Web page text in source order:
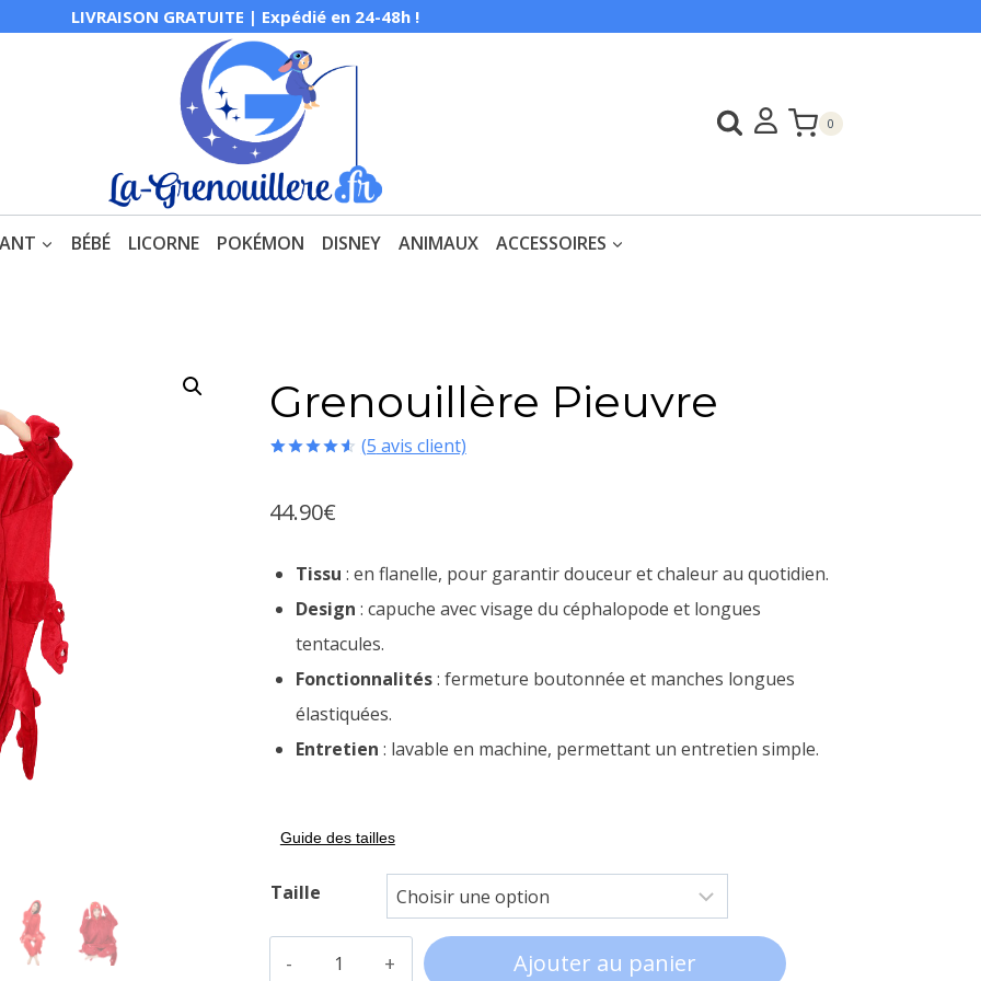
LIVRAISON GRATUITE | Expédié en 24-48h !
0
BÉBÉ LICORNE POKÉMON DISNEY ANIMAUX ACCESSOIRES
Grenouillère Pieuvre
sur
notations
(5 avis client)
44.90€
Tissu : en flanelle, pour garantir douceur et chaleur au quotidien.
Design : capuche avec visage du céphalopode et longues
tentacules.
Fonctionnalités: fermeture boutonnée et manches longues
élastiquées.
Entretien : lavable en machine, permettant un entretien simple.
Guide des tailles
Taille
quantité
Ajouter au panier